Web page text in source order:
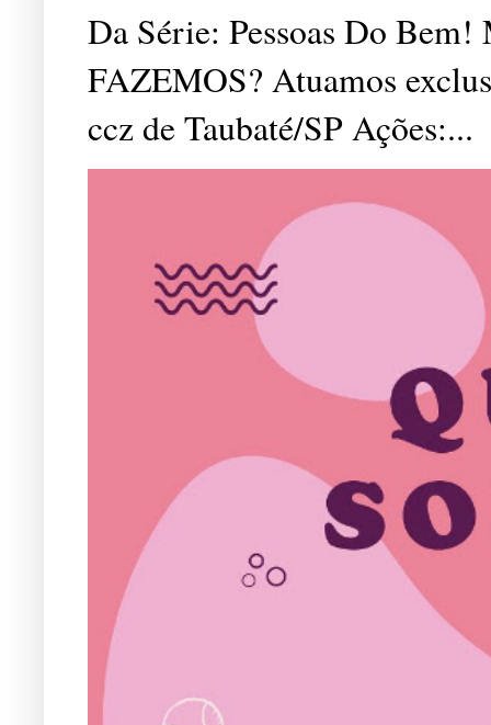
Da Série: Pessoas Do
FAZEMOS? Atuamos
ccz de Taubaté/SP Ações:...